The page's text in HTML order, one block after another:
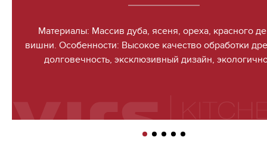
Материалы: Массив дуба, ясеня, ореха, красного
вишни. Особенности: Высокое качество обработки
долговечность, эксклюзивный дизайн,